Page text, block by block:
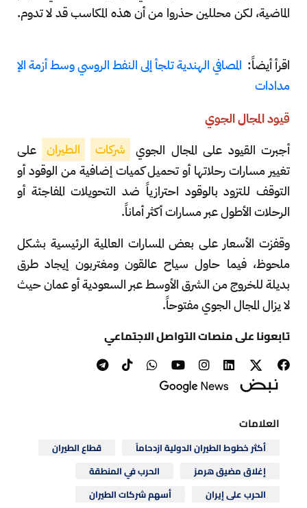
الماضية، لكن محللين حذروا من أن هذه المكاسب قد لا تدوم.
اقرأ أيضاً: المصافي الهندية تلجأ إلى النفط الروسي وسط أزمة الإ
مدادات
قيود المجال الجوي
أجبرت القيود على المجال الجوي شركات الطيران على
تغيير مسارات رحلاتها أو تحميل كميات إضافية من الوقود أو
التوقف للتزود بالوقود احترازياً ضد التحويلات المفاجئة أو
الرحلات الأطول عبر مسارات أكثر أماناً.
وقفزت الأسعار على بعض المسارات العالمية الرئيسية بشكل
ملحوظ، فيما حاول سياح عالقون ومغتربون إيجاد طرق
بديلة للخروج من الشرق الأوسط عبر السعودية أو عمان حيث
لا يزال المجال الجوي مفتوحاً.
تابعونا على منصات التواصل الاجتماعي
العلامات
أكثر خطوط الطيران الدولية ازدحاماً
قطاع الطيران
إغلاق مضيق هرمز
الحرب في المنطقة
الحرب على إيران
أسهم شركات الطيران